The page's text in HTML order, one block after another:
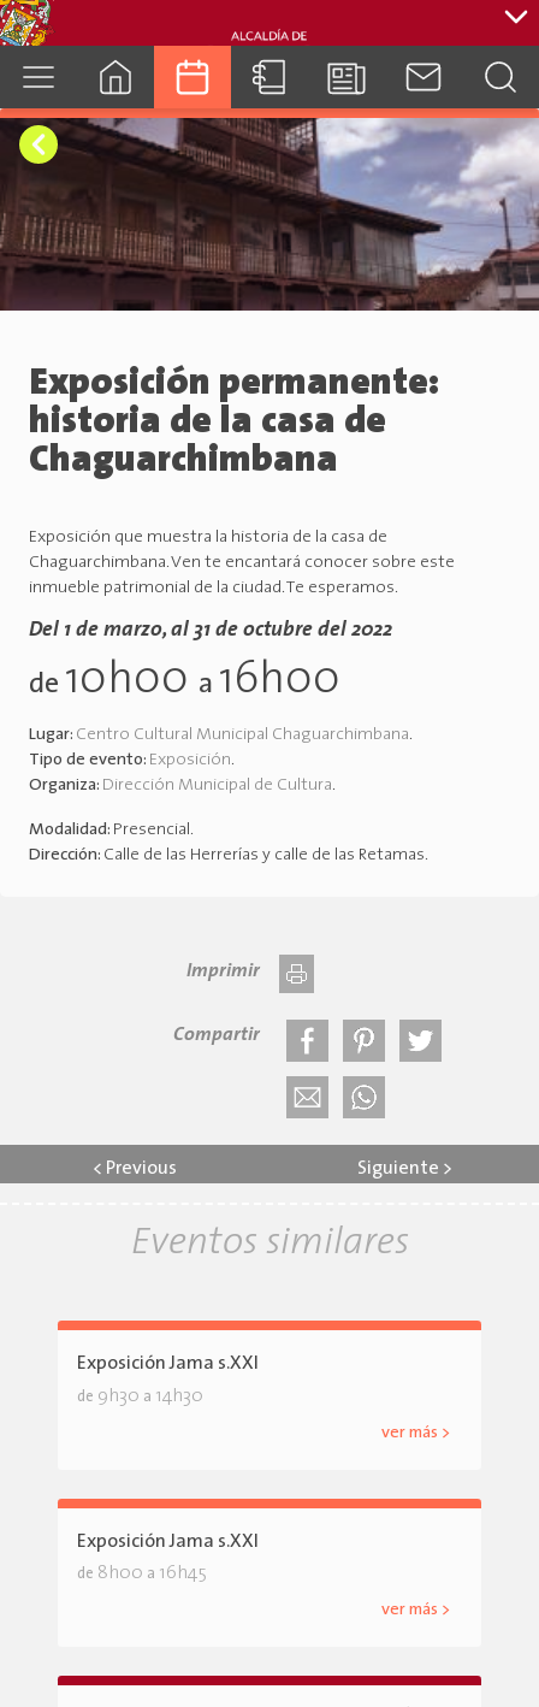
cuenca.gob.ec
Exposición permanente:
historia de la casa de
Chaguarchimbana
Exposición que muestra la historia de la casa de
Chaguarchimbana. Ven te encantará conocer sobre este
inmueble patrimonial de la ciudad. Te esperamos.
Del 1 de marzo, al 31 de octubre del 2022
de 10h00 a 16h00
Lugar: Centro Cultural Municipal Chaguarchimbana.
Tipo de evento: Exposición.
Organiza: Dirección Municipal de Cultura.
Modalidad: Presencial.
Dirección: Calle de las Herrerías y calle de las Retamas.
Imprimir
Compartir
< Previous Siguiente >
Eventos similares
Exposición Jama s.XXI
de 9h30 a 14h30
ver más >
Exposición Jama s.XXI
de 8h00 a 16h45
ver más >